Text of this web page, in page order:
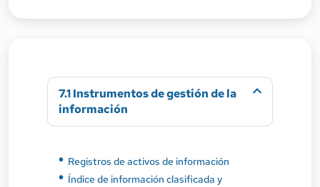
7.1 Instrumentos de gestión de la
información
Registros de activos de información
Índice de información clasificada y